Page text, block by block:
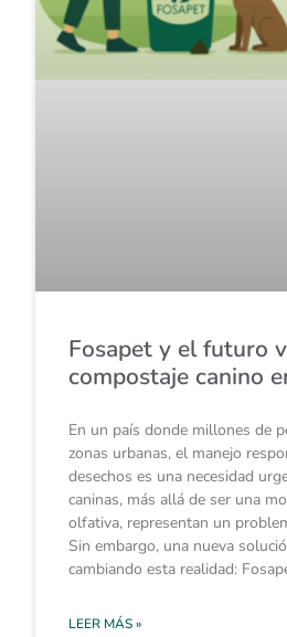
Fosapet y el futuro
compostaje canino
En un país donde millones de
zonas urbanas, el manejo
desechos es una necesidad
caninas, más allá de ser una
olfativa, representan un
Sin embargo, una nueva
cambiando esta realidad:
LEER MÁS »